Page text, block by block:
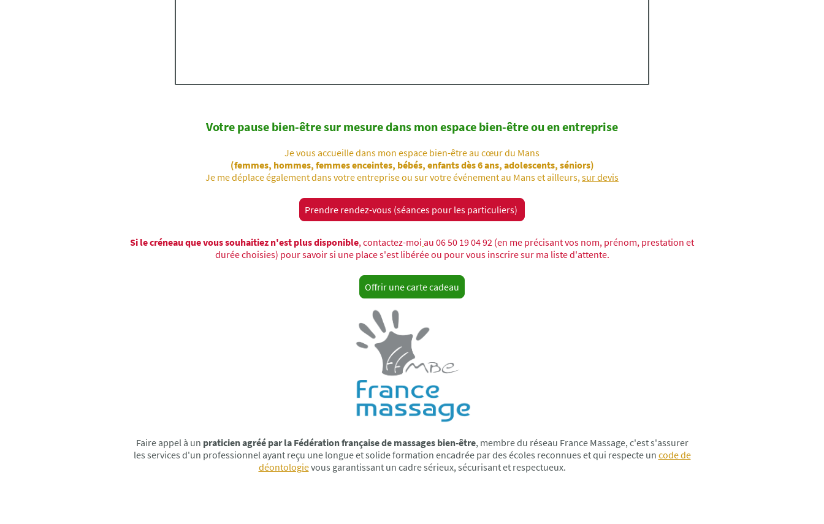
Votre pause bien-être sur mesure dans mon espace bien-être ou en entreprise
Je vous accueille dans mon espace bien-être au cœur du Mans
(femmes, hommes, femmes enceintes, bébés, enfants dès 6 ans, adolescents, séniors)
Je me déplace également dans votre entreprise ou sur votre événement au Mans et ailleurs, sur devis
Prendre rendez-vous (séances pour les particuliers)
Si le créneau que vous souhaitiez n'est plus disponible, contactez-moi au 06 50 19 04 92 (en me précisant vos nom, prénom, prestation et
durée choisies) pour savoir si une place s'est libérée ou pour vous inscrire sur ma liste d'attente.
Offrir une carte cadeau
Faire appel à un praticien agréé par la Fédération française de massages bien-être, membre du réseau France Massage, c'est s'assurer
les services d'un professionnel ayant reçu une longue et solide formation encadrée par des écoles reconnues et qui respecte un code de
déontologievous garantissant un cadre sérieux, sécurisant et respectueux.